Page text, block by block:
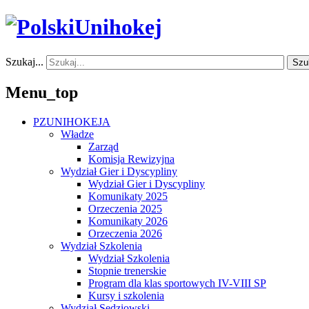
Szukaj...
Menu_top
PZUNIHOKEJA
Władze
Zarząd
Komisja Rewizyjna
Wydział Gier i Dyscypliny
Wydział Gier i Dyscypliny
Komunikaty 2025
Orzeczenia 2025
Komunikaty 2026
Orzeczenia 2026
Wydział Szkolenia
Wydział Szkolenia
Stopnie trenerskie
Program dla klas sportowych IV-VIII SP
Kursy i szkolenia